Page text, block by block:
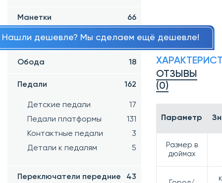
Манетки 66
Шифтера 34
Обода 18
Педали 162
Детские педали
17
Педали платформы
131
Контактные педали
3
Детали к педалям
5
Переключатели передние 43
Нашли дешевле? Мы сделаем ещё дешевле!
ОТЗЫВЫ
(0)
Параметр
Размер в
дюймах